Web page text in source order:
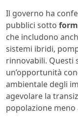
Il governo ha
pubblici sotto
che includono
sistemi ibridi,
rinnovabili. Questi
un’opportunità
ambientale degli
agevolare la
popolazione meno